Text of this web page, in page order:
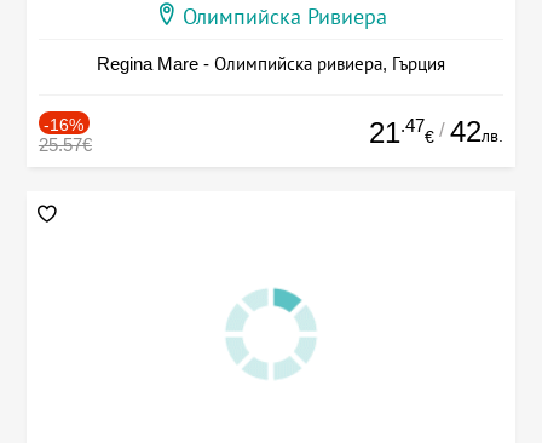
Олимпийска Ривиера
Regina Mare - Олимпийска ривиера, Гърция
-16%
25.57€ 21.47
€ / 42лв.